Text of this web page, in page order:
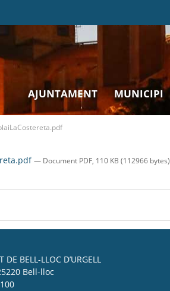
AJUNTAMENT MUNICIPI
— Document PDF, 110 KB (112966 bytes)
DE BELL-LLOC D’URGELL
Bell-lloc